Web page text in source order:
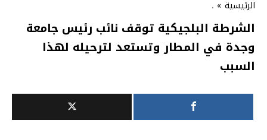
الرئيسية »
.
الشرطة البلجيكية توقف نائب رئيس جامعة
وجدة في المطار وتستعد لترحيله لهذا
السبب